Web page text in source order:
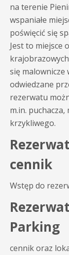
na terenie
wspaniałe
poświęcić się
Jest to miejsce
się malownicze
odwiedzane
rezerwatu
m.in.
krzykliwego.
cennik
Wstęp do
Parking
cennik oraz